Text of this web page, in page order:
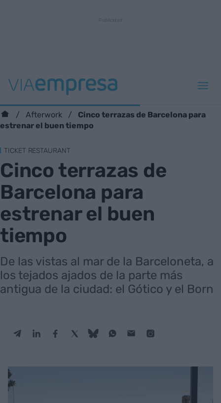
Afterwork
Cinco terrazas de Barcelona para
estrenar el buen tiempo
TICKET RESTAURANT
Cinco terrazas de
Barcelona para
estrenar el buen
tiempo
De las vistas al mar de la Barceloneta, a
los tejados ajados de la parte más
antigua de la ciudad: el Gótico y el Born